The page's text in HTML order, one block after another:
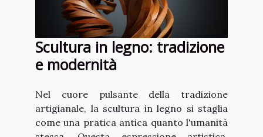
Scultura in legno: tradizione
e modernità
Nel cuore pulsante della tradizione
artigianale, la scultura in legno si staglia
come una pratica antica quanto l'umanità